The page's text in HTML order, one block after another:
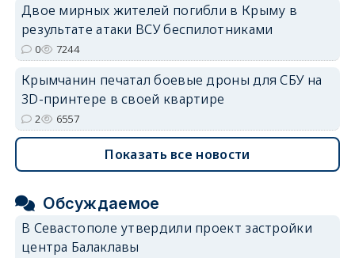
Двое мирных жителей погибли в Крыму в
результате атаки ВСУ беспилотниками
0 7244
Крымчанин печатал боевые дроны для СБУ на
3D-принтере в своей квартире
2 6557
Показать все новости
Обсуждаемое
В Севастополе утвердили проект застройки
центра Балаклавы